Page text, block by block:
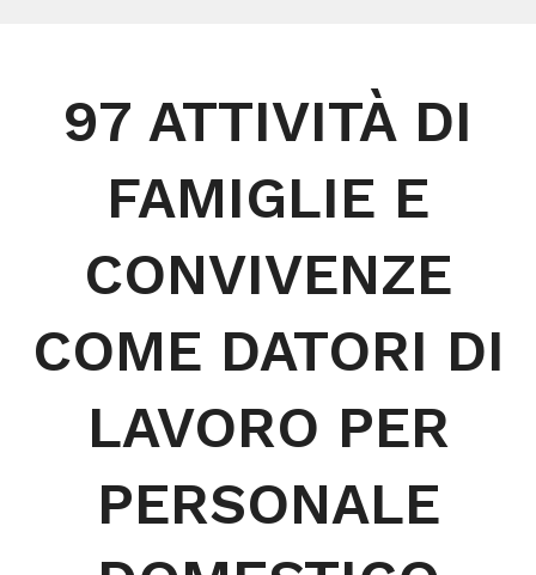
97 ATTIVITÀ DI
FAMIGLIE E
CONVIVENZE
COME DATORI DI
LAVORO PER
PERSONALE